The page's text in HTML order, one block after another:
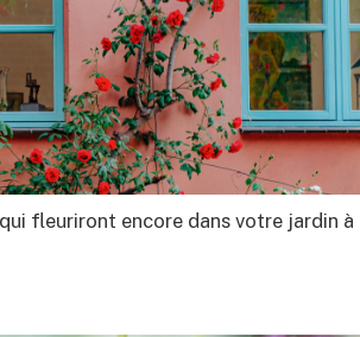
fleuriront encore dans votre jardin à